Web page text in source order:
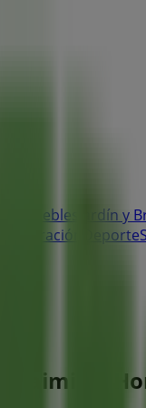
y Muebles Jardín y
Restauración Deporte
Daimiel -